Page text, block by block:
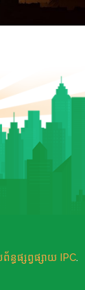
ព័ន្ធផ្សព្វផ្សាយ IPC.